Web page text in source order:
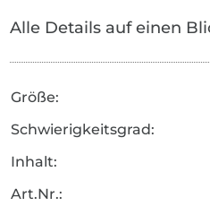
Alle Details auf einen
Größe:
Schwierigkeitsgrad:
Inhalt:
Art.Nr.: